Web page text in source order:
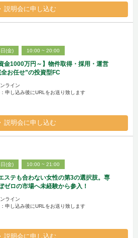
説明会に申し込む
(金) 10:00 ~ 20:00
金1000万円～】物件取得・採用・運営
全お任せ”の投資型FC
ライン
申し込み後にURLをお送り致します
説明会に申し込む
(金) 10:00 ~ 21:00
ステも合わない女性の第3の選択肢。専
ゼロの市場へ未経験から参入！
ライン
申し込み後にURLをお送り致します
説明会に申し込む